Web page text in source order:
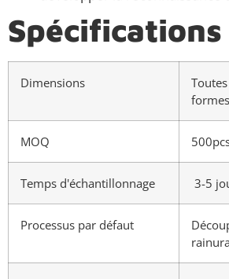
Spécifications
Dimensions
MOQ
Temps d'échantillonnage 3-5
Processus par défaut